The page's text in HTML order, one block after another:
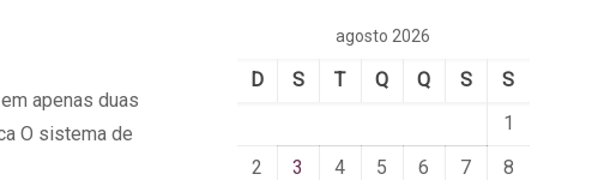
apenas duas
O sistema de
agosto 2026
D S T Q Q S
S
1
2
3 4 5 6 7
8